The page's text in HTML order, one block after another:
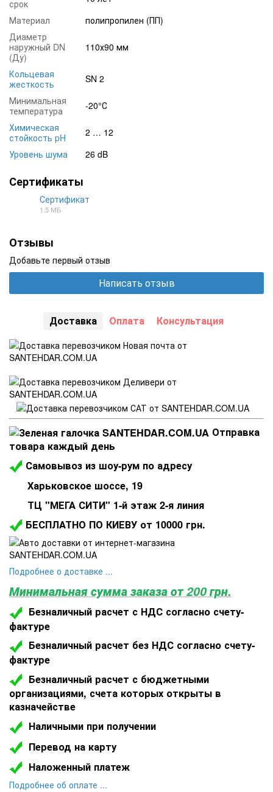
срок
Материал
полипропилен (ПП)
Диаметр
наружный DN
(Ду)
110х90 мм
Кольцевая
жесткость
SN 2
Минимальная
температура
-20°С
Химическая
стойкость pH
2 … 12
Уровень шума
26 dB
Сертификаты
Сертификат
1.5 МБ
Отзывы
Добавьте первый отзыв
Написать отзыв
Доставка Оплата Консультация
Отправка
товара каждый день
Самовывоз из шоу-рум по адресу
Харьковское шоссе, 19
ТЦ "МЕГА СИТИ" 1-й этаж 2-я линия
БЕСПЛАТНО ПО КИЕВУ от 10000 грн.
Подробнее о доставке ...
Минимальная сумма заказа от 200 грн.
Безналичный расчет с НДС согласно счету-
фактуре
Безналичный расчет без НДС согласно счету-
фактуре
Безналичный расчет с бюджетными
организациями, счета которых открыты в
казначействе
Наличными при получении
Перевод на карту
Наложенный платеж
Подробнее об оплате ...